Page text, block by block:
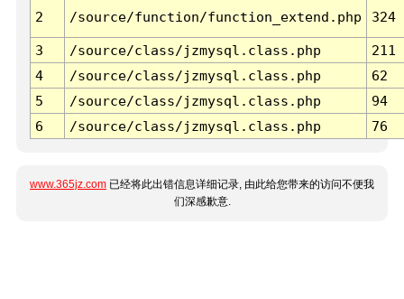
2 /source/function/function_extend.php 324
3 /source/class/jzmysql.class.php
211
4
/source/class/jzmysql.class.php
62
5
/source/class/jzmysql.class.php
94
6
/source/class/jzmysql.class.php 76
www.365jz.com 已经将此出错信息详细记录, 由此给您带来的访问不便我
们深感歉意.